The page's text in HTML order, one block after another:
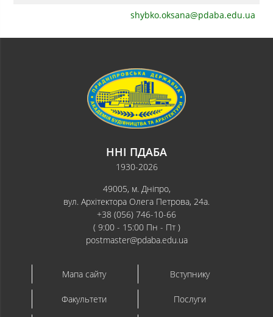
shybko.oksana@pdaba.edu.ua
ННІ ПДАБА
1930-2026
49005, м. Дніпро,
вул. Архітектора Олега Петрова, 24а.
+38 (056) 746-10-66
( 9:00 - 15:00 Пн - Пт )
postmaster@pdaba.edu.ua
Мапа сайту Вступнику
Факультети Послуги